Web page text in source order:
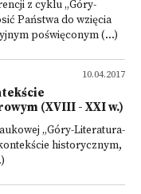
z cyklu „Góry-
Państwa do wzięcia
poświęconym (...)
10.04.2017
(XVIII - XXI w.)
„Góry-Literatura-
historycznym,